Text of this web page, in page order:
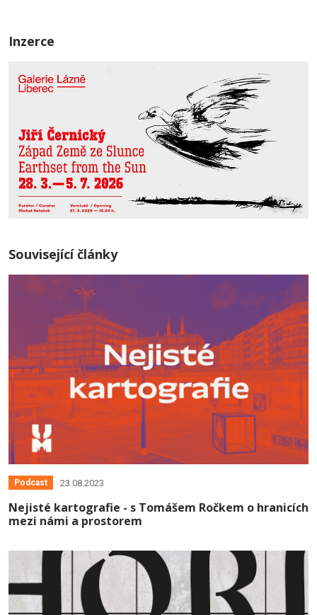
Inzerce
Související články
Podcast 23.08.2023
Nejisté kartografie - s Tomášem Ročkem o hranicích
mezi námi a prostorem